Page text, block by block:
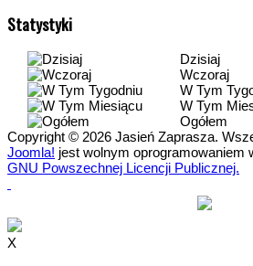
Statystyki
Dzisiaj
Wczoraj
W Tym
W Tym
Ogółem
Copyright © 2026 Jasień Zaprasza.
Joomla! jest wolnym oprogramowaniem
GNU Powszechnej Licencji Publicznej.
X